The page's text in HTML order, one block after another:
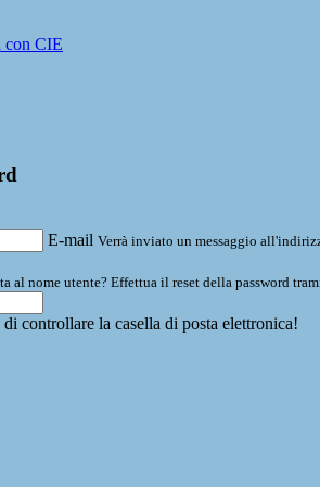
con CIE
E-mail Verrà inviato un messaggio
al nome utente? Effettua il reset della password
controllare la casella di posta elettronica!